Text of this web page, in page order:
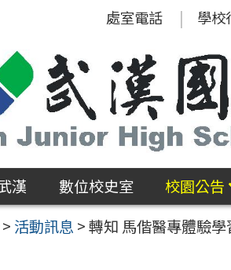
處室電話 學校
漢 數位校史室 校園公告
> 活動訊息 >轉知 馬偕醫專體驗